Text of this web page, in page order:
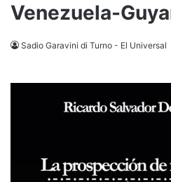
Venezuela-
Sadio Garavini di Turno - El Universal